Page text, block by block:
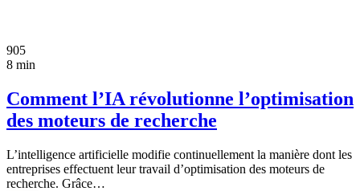
905
8 min
Comment l’IA révolutionne l’optimisation
des moteurs de recherche
L’intelligence artificielle modifie continuellement la manière dont les
entreprises effectuent leur travail d’optimisation des moteurs de
recherche. Grâce…